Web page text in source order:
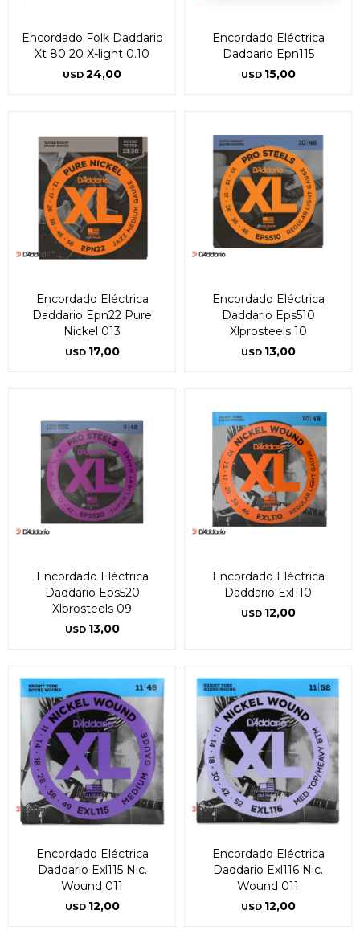
Encordado Folk Daddario
Xt 80 20 X-light 0.10
USD 24,00
Encordado Eléctrica
Daddario Epn115
USD 15,00
Encordado Eléctrica
Daddario Epn22 Pure
Nickel 013
USD 17,00
Encordado Eléctrica
Daddario Eps510
Xlprosteels 10
USD 13,00
Encordado Eléctrica
Daddario Eps520
Xlprosteels 09
USD 13,00
Encordado Eléctrica
Daddario Exl110
USD 12,00
Encordado Eléctrica
Daddario Exl115 Nic.
Wound 011
USD 12,00
Encordado Eléctrica
Daddario Exl116 Nic.
Wound 011
USD 12,00